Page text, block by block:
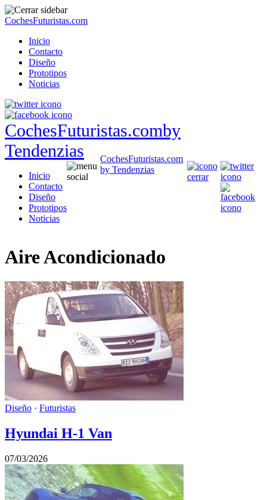
CochesFuturistas.com
Inicio
Contacto
Diseño
Prototipos
Noticias
CochesFuturistas.comby
Tendenzias
Inicio
Contacto
Diseño
Prototipos
Noticias
CochesFuturistas.com
by Tendenzias
Aire Acondicionado
Diseño · Futuristas
Hyundai H-1 Van
07/03/2026